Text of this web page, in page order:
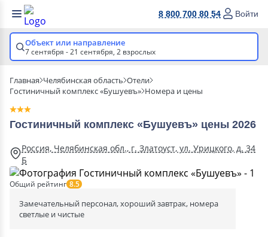
8 800 700 80 54 Войти
Объект или направление
7 сентября - 21 сентября, 2 взрослых
Главная Челябинская область Отели
Гостиничный комплекс «Бушуевъ» Номера и цены
Гостиничный комплекс «Бушуевъ» цены 2026
Россия, Челябинская обл., г. Златоуст, ул. Урицкого, д. 34
Б
Общий рейтинг 8.5
Замечательный персонал, хороший завтрак, номера
светлые и чистые